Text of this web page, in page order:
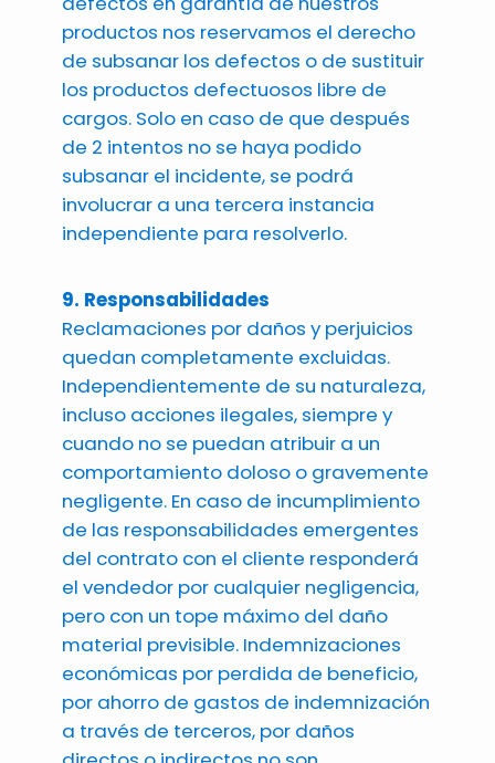
productos nos reservamos el derecho
de subsanar los defectos o de sustituir
los productos defectuosos libre de
cargos. Solo en caso de que después
de 2 intentos no se haya podido
subsanar el incidente, se podrá
involucrar a una tercera instancia
independiente para resolverlo.
9. Responsabilidades
Reclamaciones por daños y perjuicios
quedan completamente excluidas.
Independientemente de su naturaleza,
incluso acciones ilegales, siempre y
cuando no se puedan atribuir a un
comportamiento doloso o gravemente
negligente. En caso de incumplimiento
de las responsabilidades emergentes
del contrato con el cliente responderá
el vendedor por cualquier negligencia,
pero con un tope máximo del daño
material previsible. Indemnizaciones
económicas por perdida de beneficio,
por ahorro de gastos de indemnización
a través de terceros, por daños